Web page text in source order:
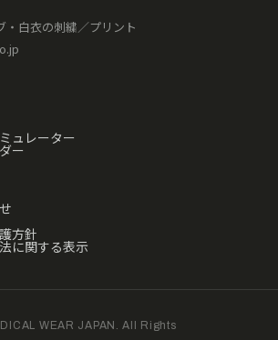
・白衣の刺繍／プリント
ュレーター
ー
方針
に関する表示
WEAR JAPAN. All Rights